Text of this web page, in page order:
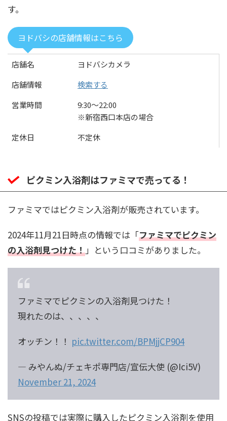
す。
ヨドバシの店舗情報はこちら
店舗名
ヨドバシカメラ
店舗情報
検索する
営業時間
9:30〜22:00
※新宿西口本店の場合
定休日
不定休
ピクミン入浴剤はファミマで売ってる！
ファミマではピクミン入浴剤が販売されています。
2024年11月21日時点の情報では「ファミマでピクミン
の入浴剤見つけた！」という口コミがありました。
ファミマでピクミンの入浴剤見つけた！
現れたのは、、、、、
オッチン！！ pic.twitter.com/BPMjjCP904
— みやんぬ/チェキポ専門店/宣伝大使 (@Ici5V)
November 21, 2024
SNSの投稿では実際に購入したピクミン入浴剤を使用